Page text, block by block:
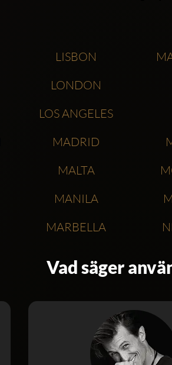
LISBON
LONDON
LOS ANGELES
MADRID
MALTA
MANILA
MARBELLA
Vad säger